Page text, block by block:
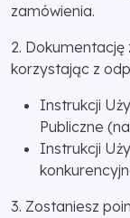
zamówienia.
2.
korzystając z
Instrukcji
Publiczne
Instrukcji
3. Zostaniesz